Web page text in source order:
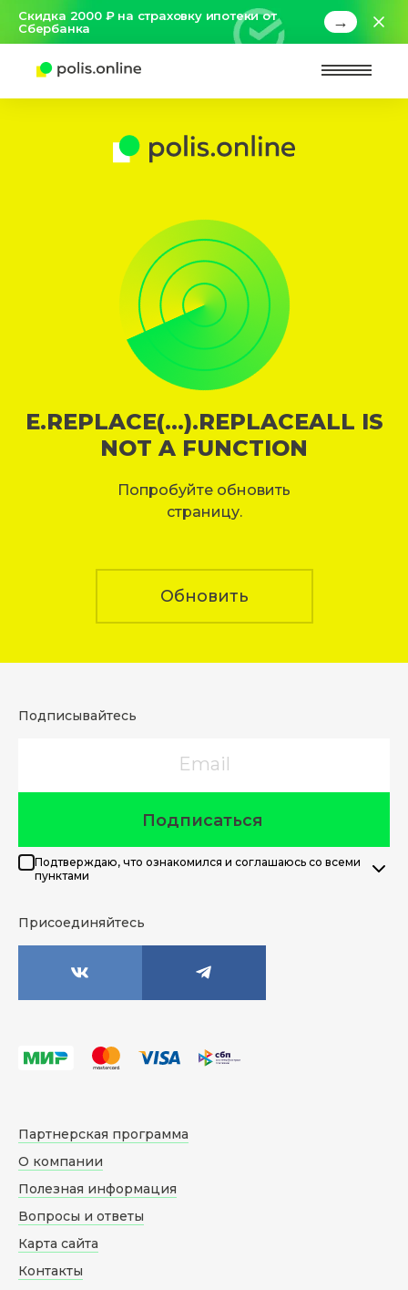
Скидка 2000 ₽ на страховку ипотеки от
Сбербанка
→
E.REPLACE(...).REPLACEALL IS
NOT A FUNCTION
Попробуйте обновить
страницу.
Обновить
Подписывайтесь
Подписаться
Подтверждаю, что ознакомился и соглашаюсь со всеми
пунктами
Присоединяйтесь
Партнерская программа
О компании
Полезная информация
Вопросы и ответы
Карта сайта
Контакты